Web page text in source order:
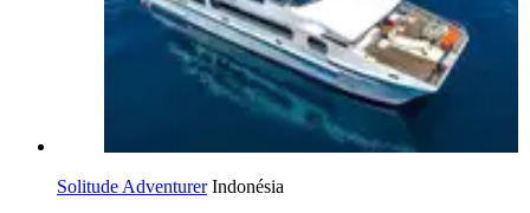
Solitude Adventurer Indonésia